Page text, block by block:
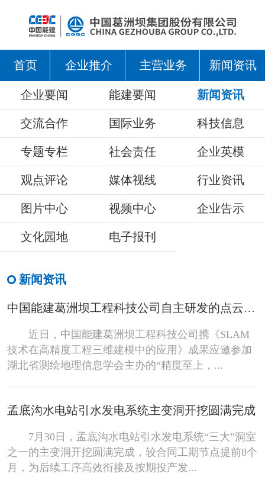
首页 企业推介 主营业务 新闻资讯
企业要闻 能建要闻 新闻资讯
交流合作 国际业务 科技信息
专题专栏 社会责任 企业英模
观点评论 媒体视线 行业资讯
图片中心 视频中心 企业告示
文化园地 电子报刊
新闻资讯
中国能建葛洲坝工程科技公司自主研发的点云断面分析系统亮相省级技术交流会
近日，中国能建葛洲坝工程科技公司携《SLAM
技术在高精度工程三维建模中的应用》成果应邀参加
湖北省测绘地理信息学会主办的“精度至上，...
孟底沟水电站引水发电系统主变洞开挖圆满完成
7月30日，孟底沟水电站引水发电系统“三大”洞室
之一的主变洞开挖圆满完成，较合同工期节点提前8个
月，为后续工序高效衔接及按期投产发...